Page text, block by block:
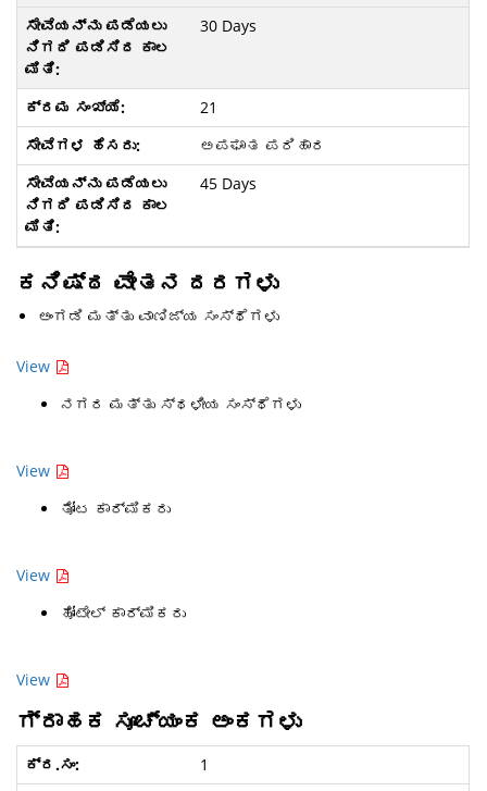
30 Days
21
ಅಪಘಾತ ಪರಿಹಾರ
45 Days
ಕನಿಷ್ಠ ವೇತನ ದರಗಳು
ಅಂಗಡಿ ಮತ್ತು ವಾಣಿಜ್ಯ ಸಂಸ್ಥೆಗಳು
View
ನಗರ ಮತ್ತು ಸ್ಥಳೀಯ ಸಂಸ್ಥೆಗಳು
View
ತೋಟ ಕಾರ್ಮಿಕರು
View
ಹೋಟೇಲ್ ಕಾರ್ಮಿಕರು
View
ಗ್ರಾಹಕ ಸೂಚ್ಯಂಕ ಅಂಕಗಳು
1